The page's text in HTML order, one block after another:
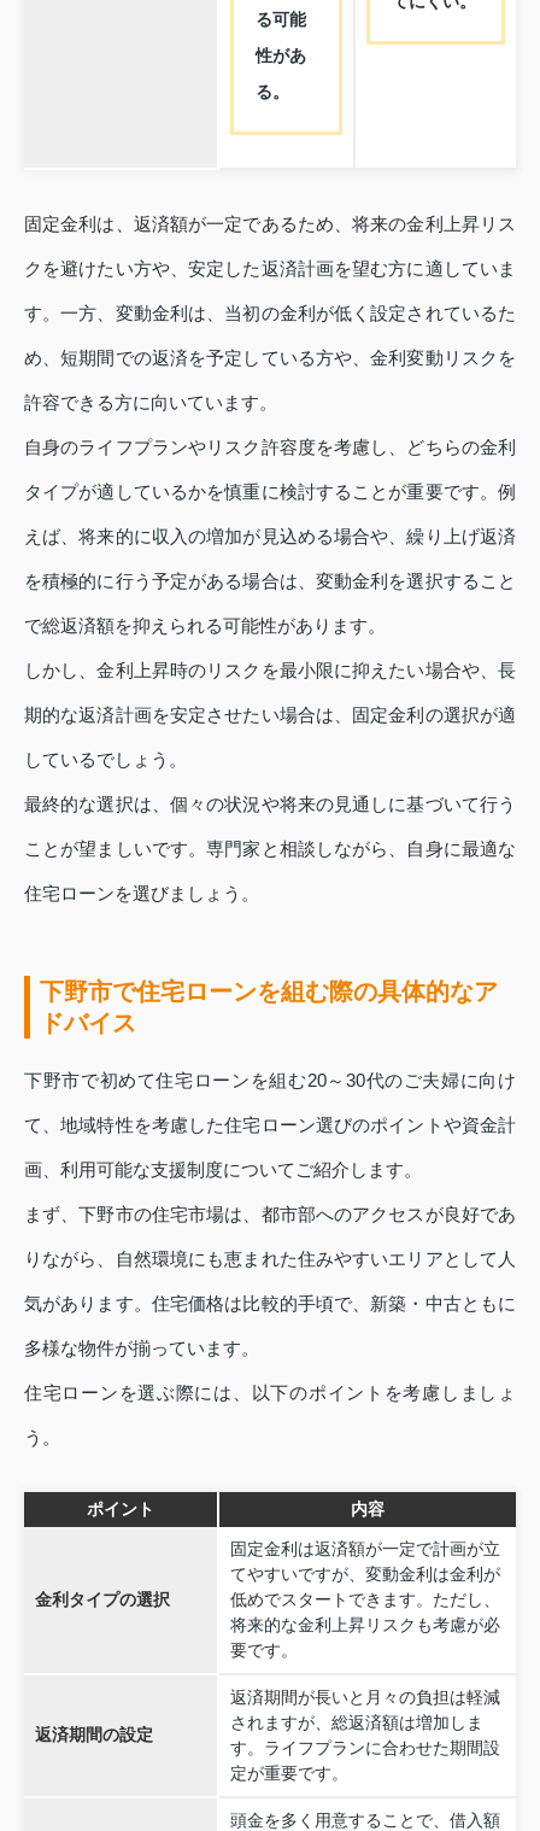
る可能
性があ
る。
固定金利は、返済額が一定であるため、将来の金利上昇リス
クを避けたい方や、安定した返済計画を望む方に適していま
す。一方、変動金利は、当初の金利が低く設定されているた
め、短期間での返済を予定している方や、金利変動リスクを
許容できる方に向いています。
自身のライフプランやリスク許容度を考慮し、どちらの金利
タイプが適しているかを慎重に検討することが重要です。例
えば、将来的に収入の増加が見込める場合や、繰り上げ返済
を積極的に行う予定がある場合は、変動金利を選択すること
で総返済額を抑えられる可能性があります。
しかし、金利上昇時のリスクを最小限に抑えたい場合や、長
期的な返済計画を安定させたい場合は、固定金利の選択が適
しているでしょう。
最終的な選択は、個々の状況や将来の見通しに基づいて行う
ことが望ましいです。専門家と相談しながら、自身に最適な
住宅ローンを選びましょう。
下野市で住宅ローンを組む際の具体的なア
ドバイス
下野市で初めて住宅ローンを組む20～30代のご夫婦に向け
て、地域特性を考慮した住宅ローン選びのポイントや資金計
画、利用可能な支援制度についてご紹介します。
まず、下野市の住宅市場は、都市部へのアクセスが良好であ
りながら、自然環境にも恵まれた住みやすいエリアとして人
気があります。住宅価格は比較的手頃で、新築・中古ともに
多様な物件が揃っています。
住宅ローンを選ぶ際には、以下のポイントを考慮しましょ
う。
ポイント 内容
金利タイプの選択
固定金利は返済額が一定で計画が立
てやすいですが、変動金利は金利が
低めでスタートできます。ただし、
将来的な金利上昇リスクも考慮が必
要です。
返済期間の設定
返済期間が長いと月々の負担は軽減
されますが、総返済額は増加しま
す。ライフプランに合わせた期間設
定が重要です。
頭金を多く用意することで、借入額